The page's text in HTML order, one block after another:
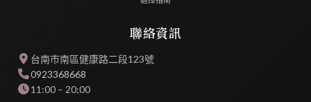
聯絡資訊
台南市南區健康路二段123號
0923368668
11:00 – 20:00